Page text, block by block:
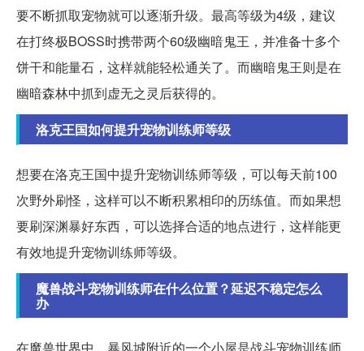
要不断抓取宠物就可以逐渐升级。最高等级为4级，建议
在打终极BOSS时携带两个60级幽暗鬼王，并准备十多个
饼干和能量石，这样就能轻松通关了。而幽暗鬼王则是在
幽暗森林中抓到虚无之灵后获得的。
洛克王国如何提升宠物训练师等级
想要在洛克王国中提升宠物训练师等级，可以每天前100
次野外刷怪，这样可以不断积累相印的历练值。而如果想
要刷深渊暴好东西，可以选择合适的地点进行，这样能更
有效地提升宠物训练师等级。
魔兽战斗宠物训练师在什么位置？延迟不稳定怎么
办